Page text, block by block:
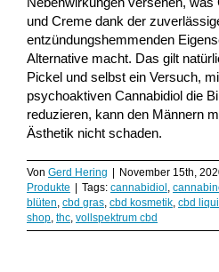
und Creme dank der
entzündungshemmenden
Alternative macht. Das gilt
Pickel und selbst ein Versuch,
psychoaktiven Cannabidiol die
reduzieren, kann den Männern
Ästhetik nicht schaden.
Von Gerd Hering November 15th,
Produkte
Tags: cannabidiol ,
blüten, cbd gras, cbd kosmetik, cbd
shop, thc, vollspektrum cbd